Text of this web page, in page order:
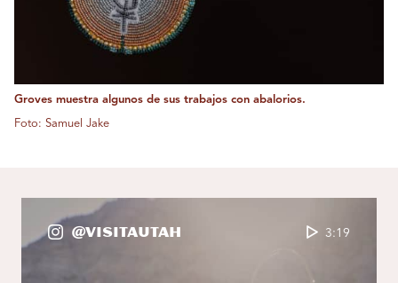
Groves muestra algunos de sus trabajos con abalorios.
Foto: Samuel Jake
@VisitaUtah 3:19